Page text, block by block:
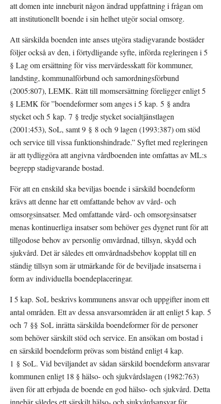
att domen inte inneburit någon ändrad uppfattning i frågan om
att institutionellt boende i sin helhet utgör social omsorg.
Att särskilda boenden inte anses utgöra stadigvarande bostäder
följer också av den, i förtydligande syfte, införda regleringen i 5
§ Lag om ersättning för viss mervärdesskatt för kommuner,
landsting, kommunalförbund och samordningsförbund
(2005:807), LEMK. Rätt till momsersättning föreligger enligt 5
§ LEMK för ”boendeformer som anges i 5 kap. 5 § andra
stycket och 5 kap. 7 § tredje stycket socialtjänstlagen
(2001:453), SoL, samt 9 § 8 och 9 lagen (1993:387) om stöd
och service till vissa funktionshindrade.” Syftet med regleringen
är att tydliggöra att angivna vårdboenden inte omfattas av ML:s
begrepp stadigvarande bostad.
För att en enskild ska beviljas boende i särskild boendeform
krävs att denne har ett omfattande behov av vård- och
omsorgsinsatser. Med omfattande vård- och omsorgsinsatser
menas kontinuerliga insatser som behöver ges dygnet runt för att
tillgodose behov av personlig omvårdnad, tillsyn, skydd och
sjukvård. Det är således ett omvårdnadsbehov kopplat till en
ständig tillsyn som är utmärkande för de beviljade insatserna i
form av individuella boendeplaceringar.
I 5 kap. SoL beskrivs kommunens ansvar och uppgifter inom ett
antal områden. Ett av dessa ansvarsområden är att enligt 5 kap. 5
och 7 §§ SoL inrätta särskilda boendeformer för de personer
som behöver särskilt stöd och service. En ansökan om bostad i
en särskild boendeform prövas som bistånd enligt 4 kap.
1 § SoL. Vid beviljandet av sådan särskild boendeform ansvarar
kommunen enligt 18 § hälso- och sjukvårdslagen (1982:763)
även för att erbjuda de boende en god hälso- och sjukvård. Detta
innebär således ett särskilt hälso- och sjukvårdsansvar för